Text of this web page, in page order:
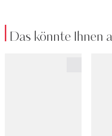
Das könnte Ihnen